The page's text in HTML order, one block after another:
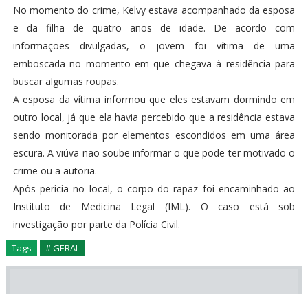
No momento do crime, Kelvy estava acompanhado da esposa
e da filha de quatro anos de idade. De acordo com
informações divulgadas, o jovem foi vítima de uma
emboscada no momento em que chegava à residência para
buscar algumas roupas.
A esposa da vítima informou que eles estavam dormindo em
outro local, já que ela havia percebido que a residência estava
sendo monitorada por elementos escondidos em uma área
escura. A viúva não soube informar o que pode ter motivado o
crime ou a autoria.
Após perícia no local, o corpo do rapaz foi encaminhado ao
Instituto de Medicina Legal (IML). O caso está sob
investigação por parte da Polícia Civil.
Tags # GERAL